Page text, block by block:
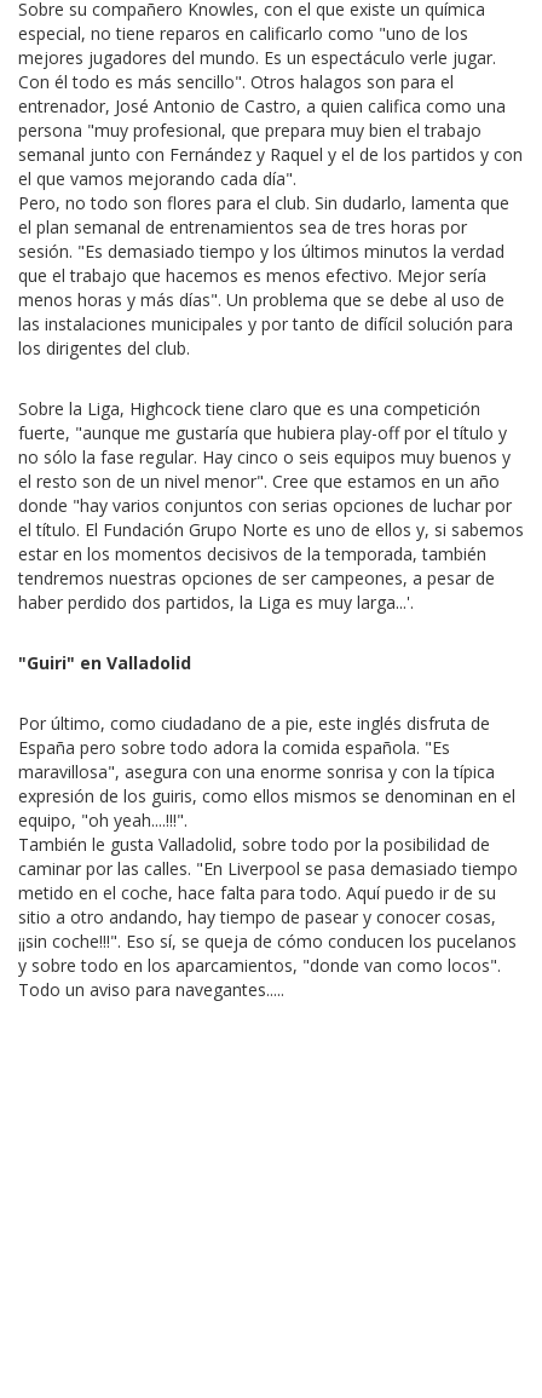
Sobre su compañero Knowles, con el que existe un química
especial, no tiene reparos en calificarlo como "uno de los
mejores jugadores del mundo. Es un espectáculo verle jugar.
Con él todo es más sencillo". Otros halagos son para el
entrenador, José Antonio de Castro, a quien califica como una
persona "muy profesional, que prepara muy bien el trabajo
semanal junto con Fernández y Raquel y el de los partidos y con
el que vamos mejorando cada día".
Pero, no todo son flores para el club. Sin dudarlo, lamenta que
el plan semanal de entrenamientos sea de tres horas por
sesión. "Es demasiado tiempo y los últimos minutos la verdad
que el trabajo que hacemos es menos efectivo. Mejor sería
menos horas y más días". Un problema que se debe al uso de
las instalaciones municipales y por tanto de difícil solución para
los dirigentes del club.
Sobre la Liga, Highcock tiene claro que es una competición
fuerte, "aunque me gustaría que hubiera play-off por el título y
no sólo la fase regular. Hay cinco o seis equipos muy buenos y
el resto son de un nivel menor". Cree que estamos en un año
donde "hay varios conjuntos con serias opciones de luchar por
el título. El Fundación Grupo Norte es uno de ellos y, si sabemos
estar en los momentos decisivos de la temporada, también
tendremos nuestras opciones de ser campeones, a pesar de
haber perdido dos partidos, la Liga es muy larga...'.
"Guiri" en Valladolid
Por último, como ciudadano de a pie, este inglés disfruta de
España pero sobre todo adora la comida española. "Es
maravillosa", asegura con una enorme sonrisa y con la típica
expresión de los guiris, como ellos mismos se denominan en el
equipo, "oh yeah....!!!".
También le gusta Valladolid, sobre todo por la posibilidad de
caminar por las calles. "En Liverpool se pasa demasiado tiempo
metido en el coche, hace falta para todo. Aquí puedo ir de su
sitio a otro andando, hay tiempo de pasear y conocer cosas,
¡¡sin coche!!!". Eso sí, se queja de cómo conducen los pucelanos
y sobre todo en los aparcamientos, "donde van como locos".
Todo un aviso para navegantes.....